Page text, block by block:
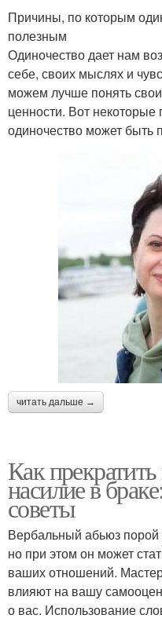
Причины, по которым
полезным
Одиночество дает нам
себе, своих мыслях и
можем лучше понять
ценности. Вот
одиночество может быть
читать дальше →
Как
насилие в
советы
Вербальный абьюз порой
но при этом он может
ваших отношений.
влияют на вашу
о вас. Использование